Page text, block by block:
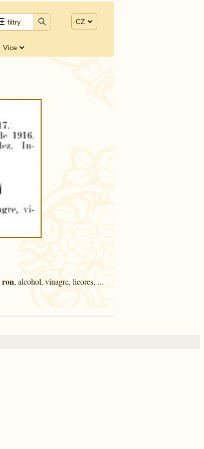
filtry CZ
Více
ron, alcohol, vinagre, licores, ...